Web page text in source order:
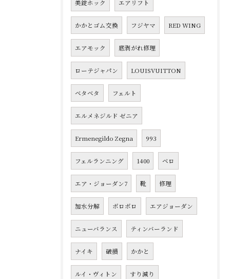
美錠ホック エアリフト
かかとゴム交換 フジヤマ RED WING
エアモック 底剥がれ修理
ローテジャパン LOUISVUITTON
ベタベタ フェルト
エルメネジルド ゼニア
Ermenegildo Zegna 993
フェルランニング 1400 ベロ
エア・ジョーダン7 靴 修理
加水分解 ボロボロ エアジョーダン
ニューバランス ティンバーランド
ナイキ 破損 かかと
ルイ・ヴィトン すり減り